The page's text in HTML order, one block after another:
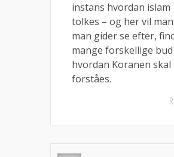
instans hvordan islam
tolkes – og her vil
man gider se efter,
mange forskellige
hvordan Koranen skal
forståes.